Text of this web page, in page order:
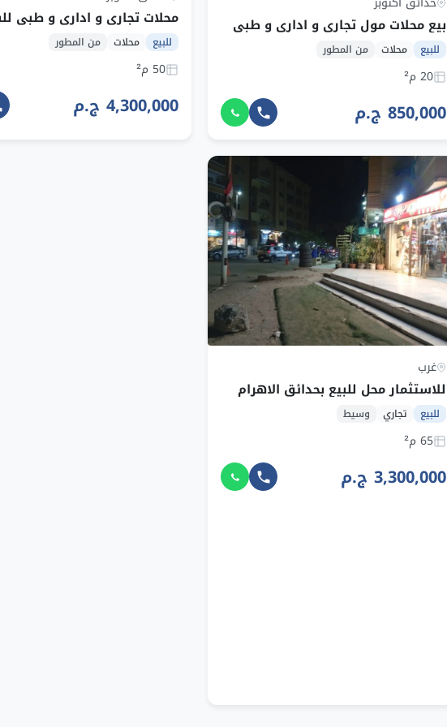
بيع محلات مول تجاري و اداري و طبي
للبيع محلات من المطور
20 م²
850,000 ج.م
محلات تجاري و اداري و طبي
للبيع محلات من المطور
50 م²
4,300,000 ج.م
غرب
للاستثمار محل للبيع بحدائق الاهرام
للبيع تجاري وسيط
65 م²
3,300,000 ج.م